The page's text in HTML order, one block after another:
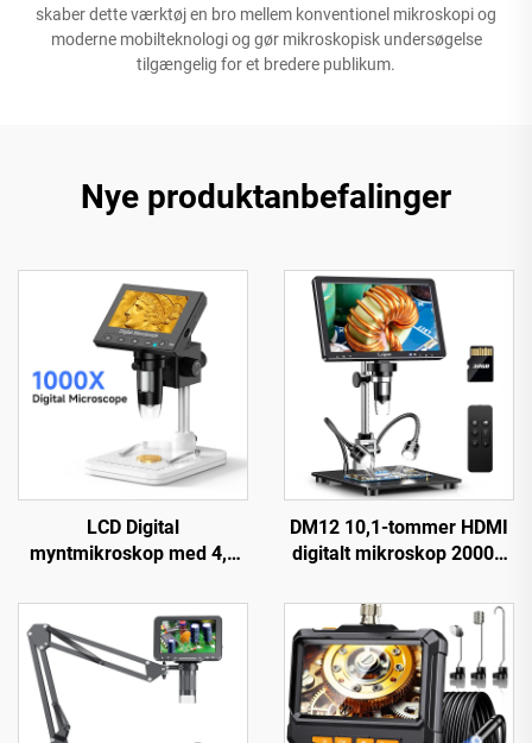
skaber dette værktøj en bro mellem konventionel mikroskopi og
moderne mobilteknologi og gør mikroskopisk undersøgelse
tilgængelig for et bredere publikum.
Nye produktanbefalinger
LCD Digital
myntmikroskop med 4,3
myntforstørrelsesglas
med 8 LED'er
DM12 10,1-tommer HDMI
digitalt mikroskop 2000X
LED'er